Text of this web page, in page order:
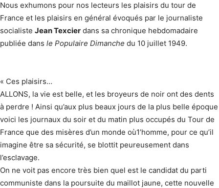
Nous exhumons pour nos lecteurs les plaisirs du tour de
France et les plaisirs en général évoqués par le journaliste
socialiste Jean Texcier dans sa chronique hebdomadaire
publiée dans le Populaire Dimanche du 10 juillet 1949.
« Ces plaisirs…
ALLONS, la vie est belle, et les broyeurs de noir ont des dents
à perdre ! Ainsi qu’aux plus beaux jours de la plus belle époque
voici les journaux du soir et du matin plus occupés du Tour de
France que des misères d’un monde où1’homme, pour ce qu’il
imagine être sa sécurité, se blottit peureusement dans
l’esclavage.
On ne voit pas encore très bien quel est le candidat du parti
communiste dans la poursuite du maillot jaune, cette nouvelle